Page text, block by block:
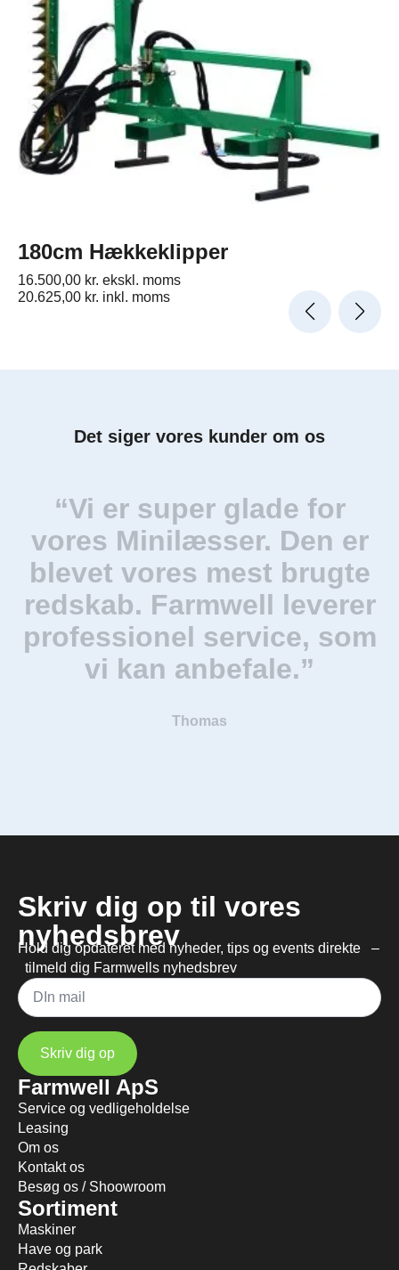
180cm Hækkeklipper
16.500,00 kr. ekskl. moms
20.625,00 kr. inkl. moms
Det siger vores kunder om os
“Vi er super glade for
vores Minilæsser. Den er
blevet vores mest brugte
redskab. Farmwell leverer
professionel service, som
vi kan anbefale.”
Thomas
Skriv dig op til vores
nyhedsbrev
Hold dig opdateret med nyheder, tips og events direkte –
tilmeld dig Farmwells nyhedsbrev
Mail
Skriv dig op
Farmwell ApS
Service og vedligeholdelse
Leasing
Om os
Kontakt os
Besøg os / Shoowroom
Sortiment
Maskiner
Have og park